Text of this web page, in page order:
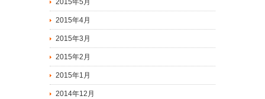
2015年5月
2015年4月
2015年3月
2015年2月
2015年1月
2014年12月